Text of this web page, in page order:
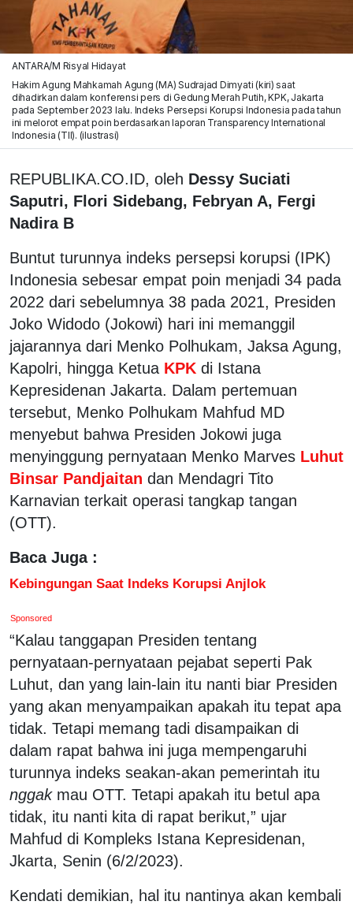
ANTARA/M Risyal Hidayat
Hakim Agung Mahkamah Agung (MA) Sudrajad Dimyati (kiri) saat
dihadirkan dalam konferensi pers di Gedung Merah Putih, KPK, Jakarta
pada September 2023 lalu. Indeks Persepsi Korupsi Indonesia pada tahun
ini melorot empat poin berdasarkan laporan Transparency International
Indonesia (TII). (ilustrasi)
REPUBLIKA.CO.ID, oleh Dessy Suciati
Saputri, Flori Sidebang, Febryan A, Fergi
Nadira B
Buntut turunnya indeks persepsi korupsi (IPK)
Indonesia sebesar empat poin menjadi 34 pada
2022 dari sebelumnya 38 pada 2021, Presiden
Joko Widodo (Jokowi) hari ini memanggil
jajarannya dari Menko Polhukam, Jaksa Agung,
Kapolri, hingga Ketua KPK di Istana
Kepresidenan Jakarta. Dalam pertemuan
tersebut, Menko Polhukam Mahfud MD
menyebut bahwa Presiden Jokowi juga
menyinggung pernyataan Menko Marves Luhut
Binsar Pandjaitan dan Mendagri Tito
Karnavian terkait operasi tangkap tangan
(OTT).
Baca Juga :
Kebingungan Saat Indeks Korupsi Anjlok
Sponsored
“Kalau tanggapan Presiden tentang
pernyataan-pernyataan pejabat seperti Pak
Luhut, dan yang lain-lain itu nanti biar Presiden
yang akan menyampaikan apakah itu tepat apa
tidak. Tetapi memang tadi disampaikan di
dalam rapat bahwa ini juga mempengaruhi
turunnya indeks seakan-akan pemerintah itu
nggakmau OTT. Tetapi apakah itu betul apa
tidak, itu nanti kita di rapat berikut,” ujar
Mahfud di Kompleks Istana Kepresidenan,
Jkarta, Senin (6/2/2023).
Kendati demikian, hal itu nantinya akan kembali